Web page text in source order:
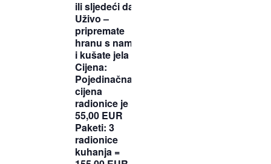
ili sljedeći dan
Uživo –
pripremate
hranu s nama
i kušate jela
Cijena:
Pojedinačna
cijena
radionice je
55,00 EUR
Paketi: 3
radionice
kuhanja =